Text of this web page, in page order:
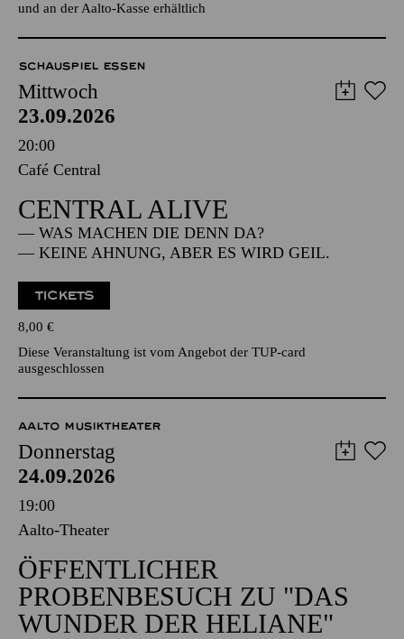
und an der Aalto-Kasse erhältlich
SCHAUSPIEL ESSEN
Mittwoch
23.09.2026
20:00
Café Central
CENTRAL ALIVE
— WAS MACHEN DIE DENN DA?
— KEINE AHNUNG, ABER ES WIRD GEIL.
TICKETS
8,00 €
Diese Veranstaltung ist vom Angebot der TUP-card
ausgeschlossen
AALTO MUSIKTHEATER
Donnerstag
24.09.2026
19:00
Aalto-Theater
ÖFFENTLICHER
PROBENBESUCH ZU "DAS
WUNDER DER HELIANE"